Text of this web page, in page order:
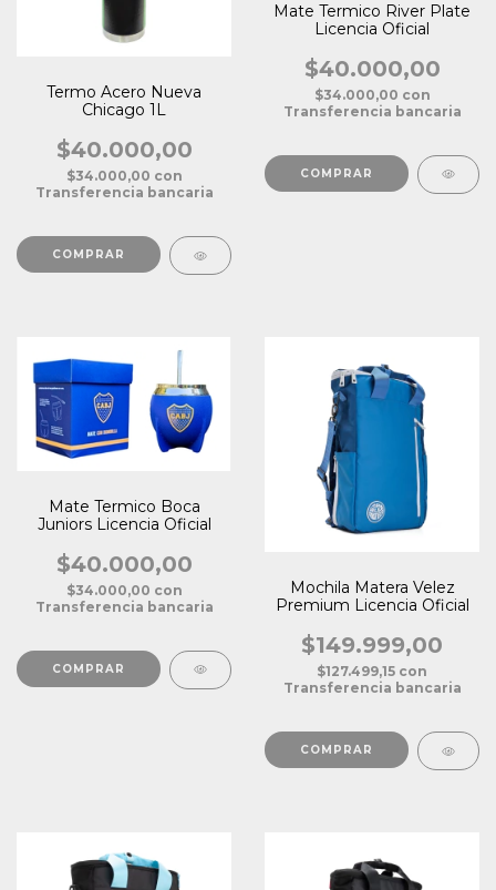
Termo Acero Nueva
Chicago 1L
$40.000,00
$34.000,00 con
Transferencia bancaria
Mate Termico River Plate
Licencia Oficial
$40.000,00
$34.000,00 con
Transferencia bancaria
Mate Termico Boca
Juniors Licencia Oficial
$40.000,00
$34.000,00 con
Transferencia bancaria
Mochila Matera Velez
Premium Licencia Oficial
$149.999,00
$127.499,15 con
Transferencia bancaria